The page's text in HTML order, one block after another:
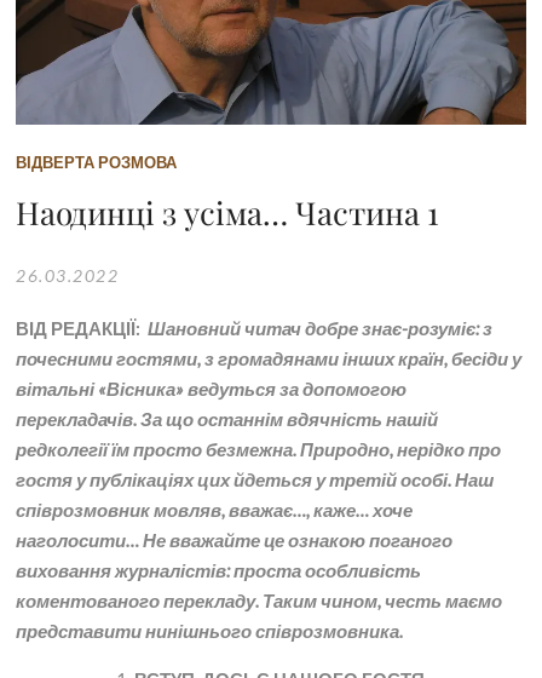
ВІДВЕРТА РОЗМОВА
Наодинці з усіма… Частина 1
26.03.2022
ВІД РЕДАКЦІЇ: Шановний читач добре знає-розуміє: з
почесними гостями, з громадянами інших країн, бесіди у
вітальні «Вісника» ведуться за допомогою
перекладачів. За що останнім вдячність нашій
редколегії їм просто безмежна. Природно, нерідко про
гостя у публікаціях цих йдеться у третій особі. Наш
співрозмовник мовляв, вважає…, каже… хоче
наголосити… Не вважайте це ознакою поганого
виховання журналістів: проста особливість
коментованого перекладу. Таким чином, честь маємо
представити нинішнього співрозмовника.